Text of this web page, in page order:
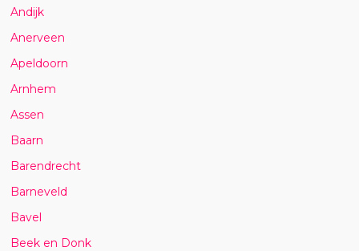
Andijk
Anerveen
Apeldoorn
Arnhem
Assen
Baarn
Barendrecht
Barneveld
Bavel
Beek en Donk